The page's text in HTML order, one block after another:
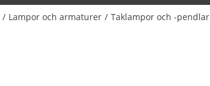
Lampor och armaturer Taklampor och -pendlar